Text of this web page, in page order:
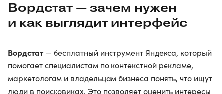
Вордстат — зачем нужен
и как выглядит интерфейс
Вордстат — бесплатный инструмент Яндекса, который
помогает специалистам по контекстной рекламе,
маркетологам и владельцам бизнеса понять, что ищут
люди в поисковиках. Это позволяет оценить интересы